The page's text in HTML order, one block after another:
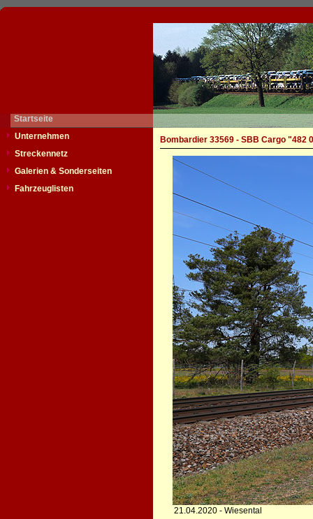
Startseite
Unternehmen
Streckennetz
Galerien & Sonderseiten
Fahrzeuglisten
Bombardier 33569 - SBB Cargo "482
21.04.2020 - Wiesental